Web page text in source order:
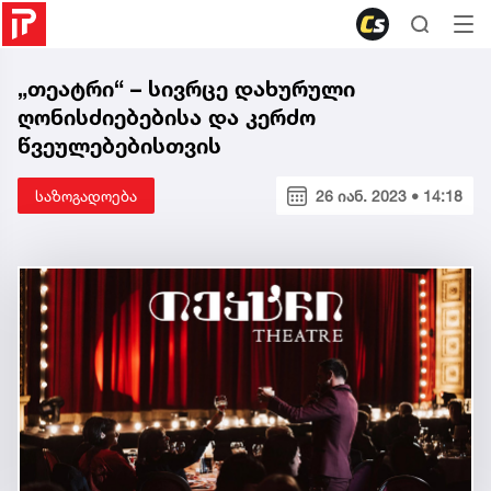
„თეატრი“ – სივრცე დახურული
ღონისძიებებისა და კერძო
წვეულებებისთვის
საზოგადოება 26 იან. 2023 • 14:18